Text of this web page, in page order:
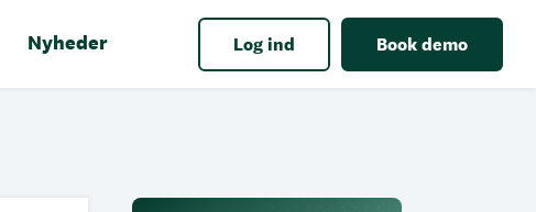
Nyheder Log ind Book demo